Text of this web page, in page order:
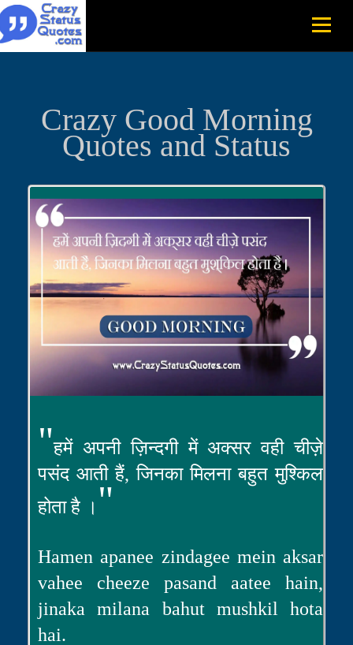
Crazy Good Morning
Quotes and Status
"हमें अपनी ज़िन्दगी में अक्सर वही चीज़े
पसंद आती हैं, जिनका मिलना बहुत मुश्किल
होता है । "
Hamen apanee zindagee mein aksar
vahee cheeze pasand aatee hain,
jinaka milana bahut mushkil hota
hai.